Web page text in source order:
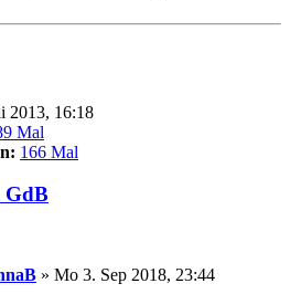
2013, 16:18
Mal
166 Mal
GdB
» Mo 3. Sep 2018, 23:44